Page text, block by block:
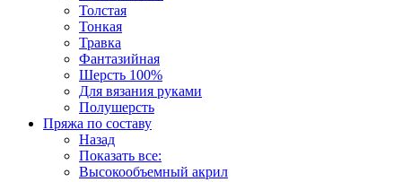
Толстая
Тонкая
Травка
Фантазийная
Шерсть 100%
Для вязания руками
Полушерсть
Пряжа по составу
Назад
Показать все:
Высокообъемный акрил